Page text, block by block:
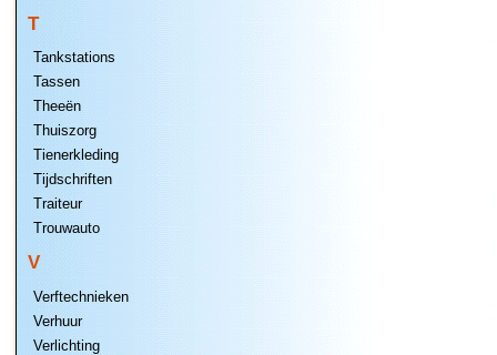
T
Tankstations
Tassen
Theeën
Thuiszorg
Tienerkleding
Tijdschriften
Traiteur
Trouwauto
V
Verftechnieken
Verhuur
Verlichting